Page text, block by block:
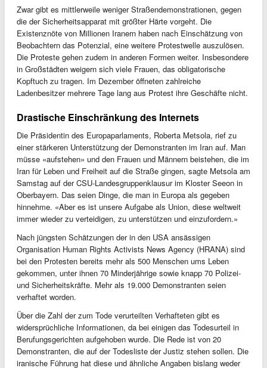
Zwar gibt es mittlerweile weniger Straßendemonstrationen, gegen
die der Sicherheitsapparat mit größter Härte vorgeht. Die
Existenznöte von Millionen Iranern haben nach Einschätzung von
Beobachtern das Potenzial, eine weitere Protestwelle auszulösen.
Die Proteste gehen zudem in anderen Formen weiter. Insbesondere
in Großstädten weigern sich viele Frauen, das obligatorische
Kopftuch zu tragen. Im Dezember öffneten zahlreiche
Ladenbesitzer mehrere Tage lang aus Protest ihre Geschäfte nicht.
Drastische Einschränkung des Internets
Die Präsidentin des Europaparlaments, Roberta Metsola, rief zu
einer stärkeren Unterstützung der Demonstranten im Iran auf. Man
müsse «aufstehen» und den Frauen und Männern beistehen, die im
Iran für Leben und Freiheit auf die Straße gingen, sagte Metsola am
Samstag auf der CSU-Landesgruppenklausur im Kloster Seeon in
Oberbayern. Das seien Dinge, die man in Europa als gegeben
hinnehme. «Aber es ist unsere Aufgabe als Union, diese weltweit
immer wieder zu verteidigen, zu unterstützen und einzufordern.»
Nach jüngsten Schätzungen der in den USA ansässigen
Organisation Human Rights Activists News Agency (HRANA) sind
bei den Protesten bereits mehr als 500 Menschen ums Leben
gekommen, unter ihnen 70 Minderjährige sowie knapp 70 Polizei-
und Sicherheitskräfte. Mehr als 19.000 Demonstranten seien
verhaftet worden.
Über die Zahl der zum Tode verurteilten Verhafteten gibt es
widersprüchliche Informationen, da bei einigen das Todesurteil in
Berufungsgerichten aufgehoben wurde. Die Rede ist von 20
Demonstranten, die auf der Todesliste der Justiz stehen sollen. Die
iranische Führung hat diese und ähnliche Angaben bislang weder